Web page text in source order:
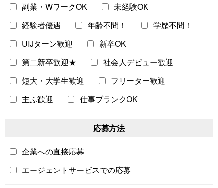
整備・修理
倉庫・物流・生産管理
研究
倉庫・物流・生産管理
経営・事業企画・人事
金融・財務・会計
法務・法律
副業・WワークOK
未経験OK
経験者優遇
年齢不問！
学歴不問！
UIJターン歓迎
新卒OK
第二新卒歓迎★
社会人デビュー歓迎
短大・大学生歓迎
フリーター歓迎
主ふ歓迎
仕事ブランクOK
応募方法
企業への直接応募
エージェントサービスでの応募